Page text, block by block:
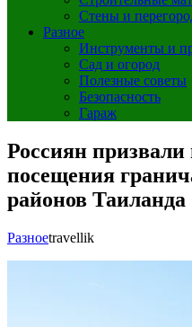
Стены и
Разное
Инструменты и
Сад и огород
Полезные советы
Безопасность
Гараж
Россиян призвали
посещения
районов Таиланда
Разноеtravellik